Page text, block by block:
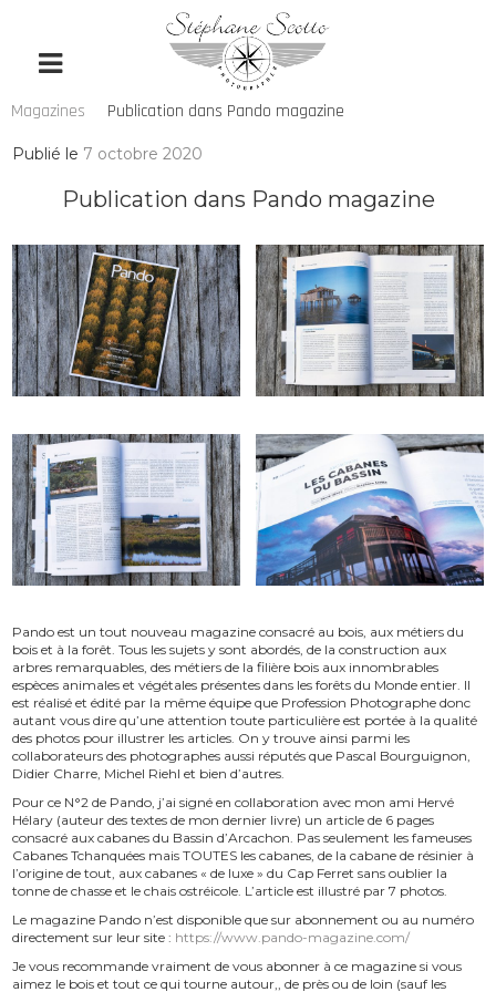
Magazines Publication dans Pando magazine
Publié le 7 octobre 2020
Publication dans Pando magazine
Pando est un tout nouveau magazine consacré au bois, aux métiers du
bois et à la forêt. Tous les sujets y sont abordés, de la construction aux
arbres remarquables, des métiers de la filière bois aux innombrables
espèces animales et végétales présentes dans les forêts du Monde entier. Il
est réalisé et édité par la même équipe que Profession Photographe donc
autant vous dire qu’une attention toute particulière est portée à la qualité
des photos pour illustrer les articles. On y trouve ainsi parmi les
collaborateurs des photographes aussi réputés que Pascal Bourguignon,
Didier Charre, Michel Riehl et bien d’autres.
Pour ce N°2 de Pando, j’ai signé en collaboration avec mon ami Hervé
Hélary (auteur des textes de mon dernier livre) un article de 6 pages
consacré aux cabanes du Bassin d’Arcachon. Pas seulement les fameuses
Cabanes Tchanquées mais TOUTES les cabanes, de la cabane de résinier à
l’origine de tout, aux cabanes « de luxe » du Cap Ferret sans oublier la
tonne de chasse et le chais ostréicole. L’article est illustré par 7 photos.
Le magazine Pando n’est disponible que sur abonnement ou au numéro
directement sur leur site : https://www.pando-magazine.com/
Je vous recommande vraiment de vous abonner à ce magazine si vous
aimez le bois et tout ce qui tourne autour,, de près ou de loin (sauf les